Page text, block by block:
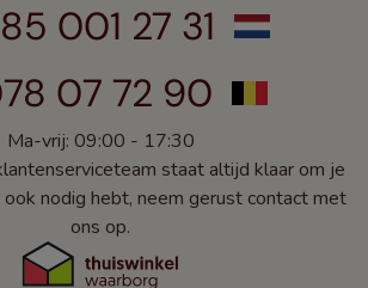
001 27 31
07 72 90
Ma-vrij: 09:00 - 17:30
staat altijd klaar om je
nodig hebt, neem gerust contact met
ons op.